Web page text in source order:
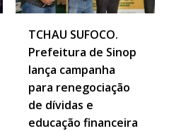
TCHAU SUFOCO.
Prefeitura de Sinop
lança campanha
para renegociação
de dívidas e
educação financeira